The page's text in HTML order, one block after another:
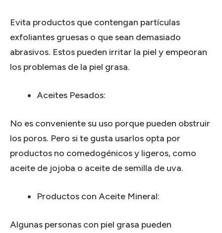
Evita productos que contengan partículas
exfoliantes gruesas o que sean demasiado
abrasivos. Estos pueden irritar la piel y empeoran
los problemas de la piel grasa.
Aceites Pesados:
No es conveniente su uso porque pueden obstruir
los poros. Pero si te gusta usarlos opta por
productos no comedogénicos y ligeros, como
aceite de jojoba o aceite de semilla de uva.
Productos con Aceite Mineral:
Algunas personas con piel grasa pueden